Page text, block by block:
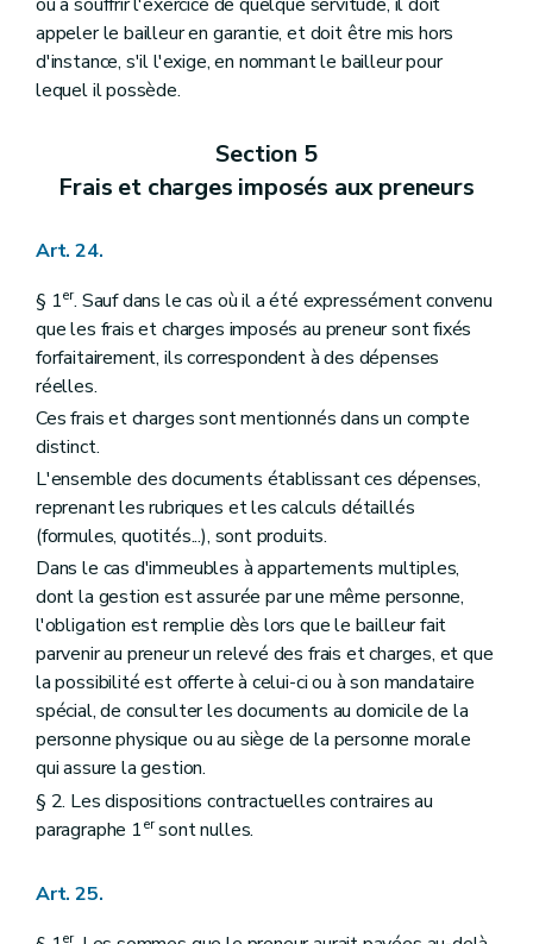
appeler le bailleur en garantie, et doit être mis hors
d'instance, s'il l'exige, en nommant le bailleur pour
lequel il possède.
Section 5
Frais et charges imposés aux preneurs
Art. 24.
§ 1er. Sauf dans le cas où il a été expressément convenu
que les frais et charges imposés au preneur sont fixés
forfaitairement, ils correspondent à des dépenses
réelles.
Ces frais et charges sont mentionnés dans un compte
distinct.
L'ensemble des documents établissant ces dépenses,
reprenant les rubriques et les calculs détaillés
(formules, quotités...), sont produits.
Dans le cas d'immeubles à appartements multiples,
dont la gestion est assurée par une même personne,
l'obligation est remplie dès lors que le bailleur fait
parvenir au preneur un relevé des frais et charges, et que
la possibilité est offerte à celui-ci ou à son mandataire
spécial, de consulter les documents au domicile de la
personne physique ou au siège de la personne morale
qui assure la gestion.
§ 2. Les dispositions contractuelles contraires au
paragraphe 1ersont nulles.
Art. 25.
er